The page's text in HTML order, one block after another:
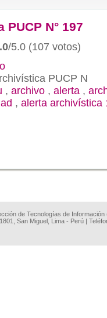
N° 197
/5.0 (107 votos)
PUCP N
, archivo , alerta ,
, alerta archivística
de Tecnologías de
San Miguel, Lima - Perú |